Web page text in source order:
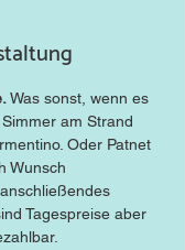
Was sonst, wenn es
am Strand
Oder Patnet
Wunsch
Tagespreise aber